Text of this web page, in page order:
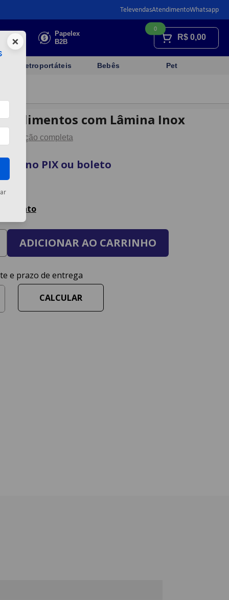
TelevendasAtendimentoWhatsapp
Faça sua
cotação
Papelex
B2B
R$ 0,00
0
Eletroportáteis Bebês Pet
Alimentos com Lâmina Inox
Descrição completa
vista no PIX ou boleto
ADICIONAR AO CARRINHO
×